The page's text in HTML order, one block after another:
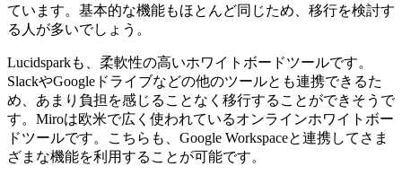
ています。基本的な機能もほとんど同じため、移行を検討す
る人が多いでしょう。
Lucidsparkも、柔軟性の高いホワイトボードツールです。
SlackやGoogleドライブなどの他のツールとも連携できるた
め、あまり負担を感じることなく移行することができそうで
す。Miroは欧米で広く使われているオンラインホワイトボー
ドツールです。こちらも、Google Workspaceと連携してさま
ざまな機能を利用することが可能です。